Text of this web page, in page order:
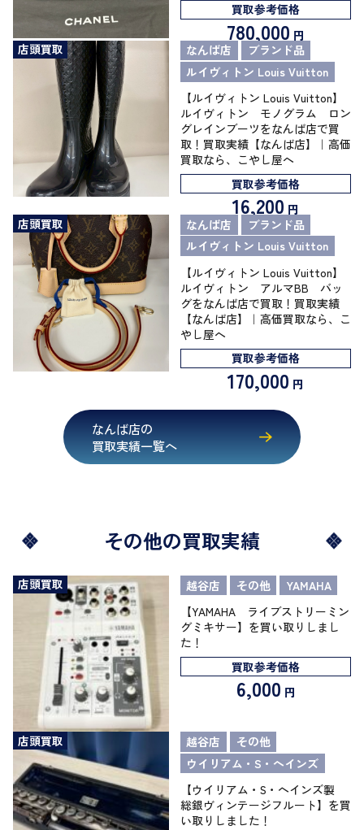
買取参考価格
780,000 円
店頭買取
なんば店
ブランド品
ルイヴィトン Louis Vuitton
【ルイヴィトン Louis Vuitton】
ルイヴィトン モノグラム ロン
グレインブーツをなんば店で買
取！買取実績【なんば店】｜高価
買取なら、こやし屋へ
買取参考価格
16,200 円
店頭買取
なんば店
ブランド品
ルイヴィトン Louis Vuitton
【ルイヴィトン Louis Vuitton】
ルイヴィトン アルマBB バッ
グをなんば店で買取！買取実績
【なんば店】｜高価買取なら、こ
やし屋へ
買取参考価格
170,000 円
なんば店の
買取実績一覧へ
その他の買取実績
店頭買取 越谷店 その他
YAMAHA
【YAMAHA ライブストリーミン
グミキサー】を買い取りしまし
た！
買取参考価格
6,000 円
店頭買取 越谷店
その他
ウイリアム・S・ヘインズ
【ウイリアム・S・ヘインズ製
総銀ヴィンテージフルート】を買
い取りしました！